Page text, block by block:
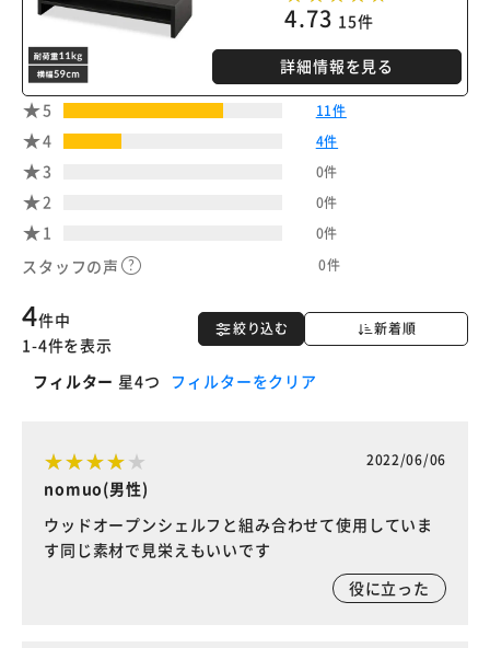
4.73 15件
詳細情報を見る
5 11件
4 4件
3 0件
2 0件
1 0件
スタッフの声 0件
絞り込む 新着順
4件中
1-4件を表示
フィルター 星4つ フィルターをクリア
2022/06/06
nomuo(男性)
ウッドオープンシェルフと組み合わせて使用していま
す同じ素材で見栄えもいいです
役に立った